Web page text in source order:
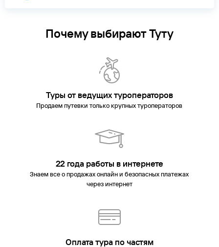
Почему выбирают Туту
Туры от ведущих туроператоров
Продаем путевки только крупных туроператоров
22 года работы в интернете
Знаем все о продажах онлайн и безопасных платежах
через интернет
Оплата тура по частям